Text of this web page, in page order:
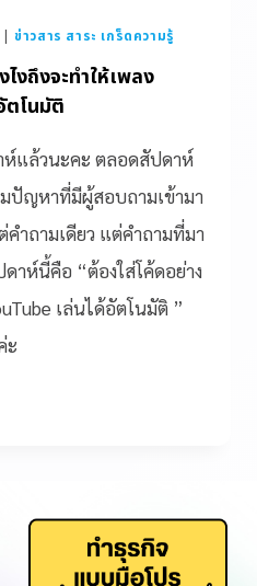
|ข่าวสาร สาระ เกร็ดความรู้
งถึงจะทำให้เพลง
ตโนมัติ
แล้วนะคะ ตลอดสัปดาห์
ปัญหาที่มีผู้สอบถามเข้ามา
ำถามเดียว แต่คำถามที่มา
ดาห์นี้คือ “ต้องใส่โค้ดอย่าง
เล่นได้อัตโนมัติ ”
ะ